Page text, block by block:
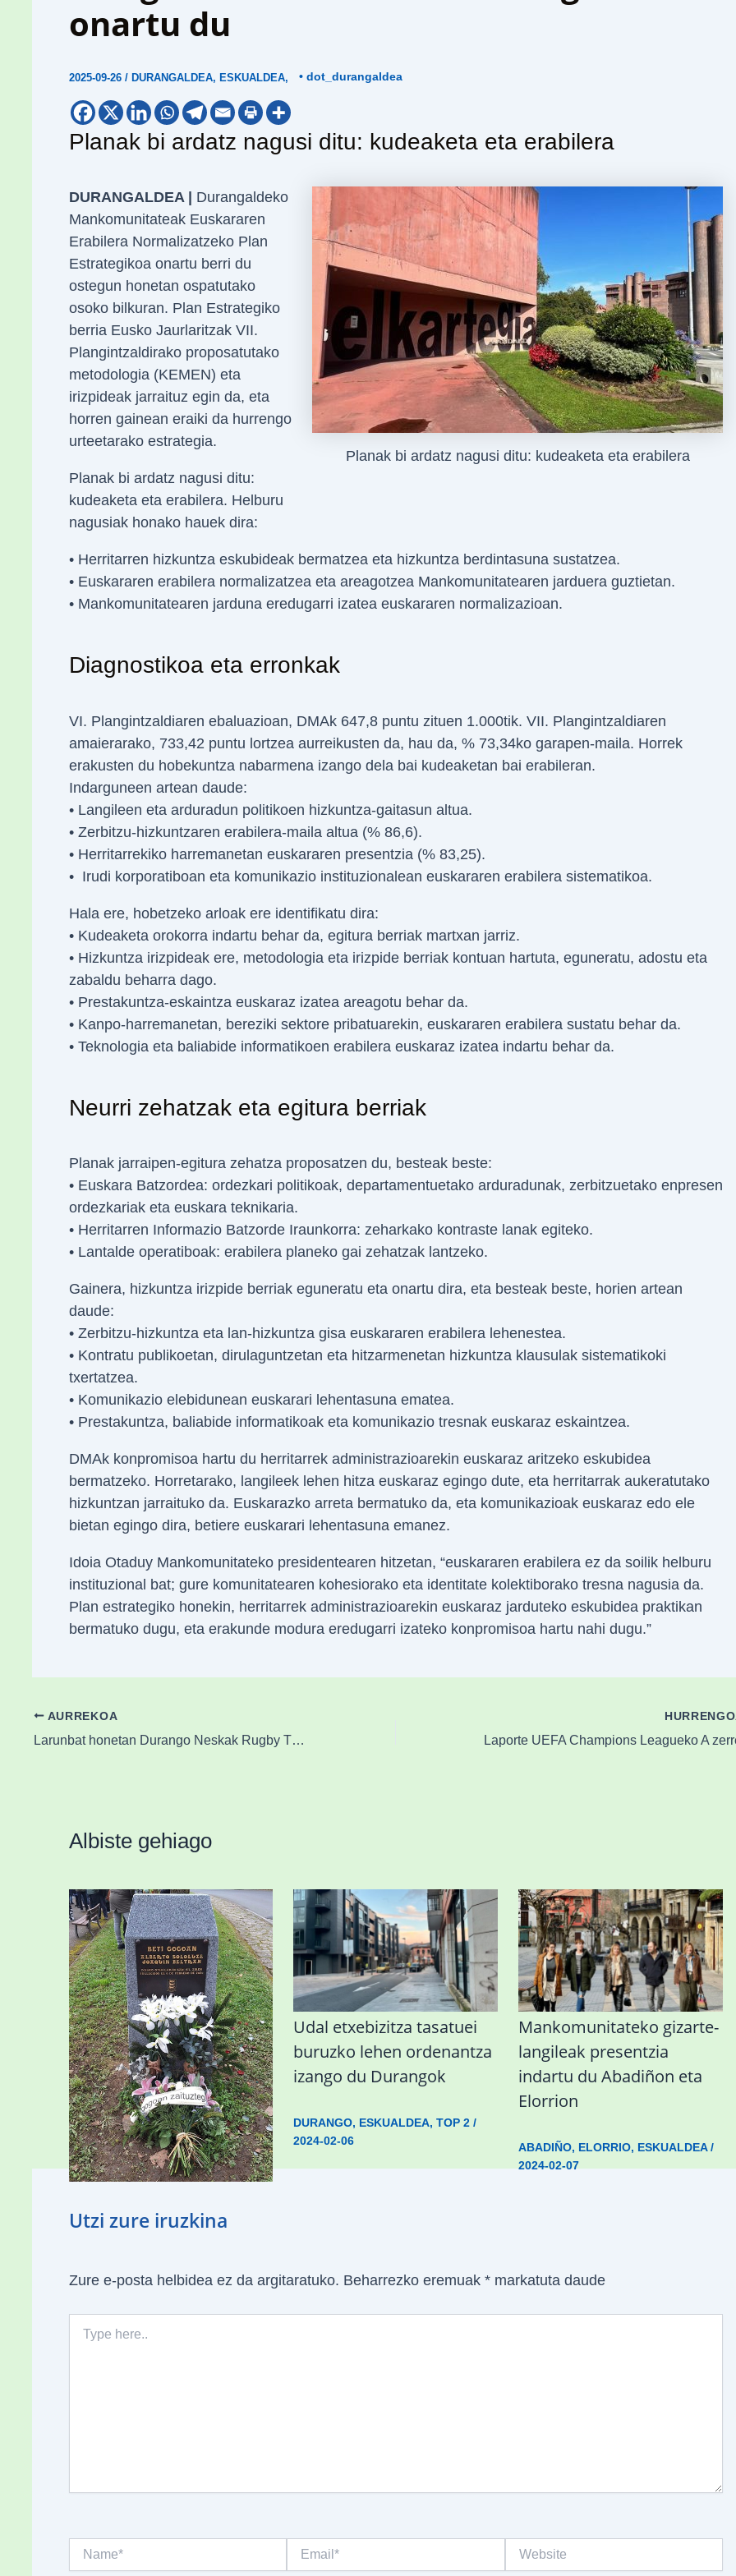
onartu du
2025-09-26 / DURANGALDEA, ESKUALDEA, • dot_durangaldea
Planak bi ardatz nagusi ditu: kudeaketa eta erabilera
Planak bi ardatz nagusi ditu: kudeaketa eta erabilera
DURANGALDEA |
Durangaldeko
Mankomunitateak Euskararen
Erabilera Normalizatzeko Plan
Estrategikoa onartu berri du
ostegun honetan ospatutako
osoko bilkuran. Plan Estrategiko
berria Eusko Jaurlaritzak VII.
Plangintzaldirako proposatutako
metodologia (KEMEN) eta
irizpideak jarraituz egin da, eta
horren gainean eraiki da hurrengo
urteetarako estrategia.
Planak bi ardatz nagusi ditu:
kudeaketa eta erabilera. Helburu
nagusiak honako hauek dira:
• Herritarren hizkuntza eskubideak bermatzea eta hizkuntza berdintasuna sustatzea.
• Euskararen erabilera normalizatzea eta areagotzea Mankomunitatearen jarduera guztietan.
• Mankomunitatearen jarduna eredugarri izatea euskararen normalizazioan.
Diagnostikoa eta erronkak
VI. Plangintzaldiaren ebaluazioan, DMAk 647,8 puntu zituen 1.000tik. VII. Plangintzaldiaren
amaierarako, 733,42 puntu lortzea aurreikusten da, hau da, % 73,34ko garapen-maila. Horrek
erakusten du hobekuntza nabarmena izango dela bai kudeaketan bai erabileran.
Indarguneen artean daude:
• Langileen eta arduradun politikoen hizkuntza-gaitasun altua.
• Zerbitzu-hizkuntzaren erabilera-maila altua (% 86,6).
• Herritarrekiko harremanetan euskararen presentzia (% 83,25).
• Irudi korporatiboan eta komunikazio instituzionalean euskararen erabilera sistematikoa.
Hala ere, hobetzeko arloak ere identifikatu dira:
• Kudeaketa orokorra indartu behar da, egitura berriak martxan jarriz.
• Hizkuntza irizpideak ere, metodologia eta irizpide berriak kontuan hartuta, eguneratu, adostu eta
zabaldu beharra dago.
• Prestakuntza-eskaintza euskaraz izatea areagotu behar da.
• Kanpo-harremanetan, bereziki sektore pribatuarekin, euskararen erabilera sustatu behar da.
• Teknologia eta baliabide informatikoen erabilera euskaraz izatea indartu behar da.
Neurri zehatzak eta egitura berriak
Planak jarraipen-egitura zehatza proposatzen du, besteak beste:
• Euskara Batzordea: ordezkari politikoak, departamentuetako arduradunak, zerbitzuetako enpresen
ordezkariak eta euskara teknikaria.
• Herritarren Informazio Batzorde Iraunkorra: zeharkako kontraste lanak egiteko.
• Lantalde operatiboak: erabilera planeko gai zehatzak lantzeko.
Gainera, hizkuntza irizpide berriak eguneratu eta onartu dira, eta besteak beste, horien artean
daude:
• Zerbitzu-hizkuntza eta lan-hizkuntza gisa euskararen erabilera lehenestea.
• Kontratu publikoetan, dirulaguntzetan eta hitzarmenetan hizkuntza klausulak sistematikoki
txertatzea.
• Komunikazio elebidunean euskarari lehentasuna ematea.
• Prestakuntza, baliabide informatikoak eta komunikazio tresnak euskaraz eskaintzea.
DMAk konpromisoa hartu du herritarrek administrazioarekin euskaraz aritzeko eskubidea
bermatzeko. Horretarako, langileek lehen hitza euskaraz egingo dute, eta herritarrak aukeratutako
hizkuntzan jarraituko da. Euskarazko arreta bermatuko da, eta komunikazioak euskaraz edo ele
bietan egingo dira, betiere euskarari lehentasuna emanez.
Idoia Otaduy Mankomunitateko presidentearen hitzetan, “euskararen erabilera ez da soilik helburu
instituzional bat; gure komunitatearen kohesiorako eta identitate kolektiborako tresna nagusia da.
Plan estrategiko honekin, herritarrek administrazioarekin euskaraz jarduteko eskubidea praktikan
bermatuko dugu, eta erakunde modura eredugarri izateko konpromisoa hartu nahi dugu.”
AURREKOA
Larunbat honetan Durango Neskak Rugby Txapelketaren seigarren edizioa ospatuko da
Albiste gehiago
«Azkenengo 40 urteetan
Zaldibar jo zuen
ingurumen-
hondamendirik larriena»
ESKUALDEA,ZALDIBAR/2024-02-
06
Udal etxebizitza tasatuei
buruzko lehen ordenantza
izango du Durangok
DURANGO, ESKUALDEA,TOP 2 /
2024-02-06
Mankomunitateko gizarte-
langileak presentzia
indartu du Abadiñon eta
Elorrion
ABADIÑO, ELORRIO, ESKUALDEA/
2024-02-07
Utzi zure iruzkina
Zure e-posta helbidea ez da argitaratuko. Beharrezko eremuak *markatuta daude
here..